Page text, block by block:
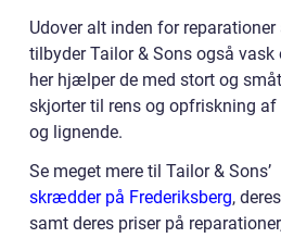
Udover alt inden for
tilbyder Tailor & Sons også
her hjælper de med stort og
skjorter til rens og opfriskning
og lignende.
Se meget mere til Tailor & Sons’
skrædder på Frederiksberg,
samt deres priser på